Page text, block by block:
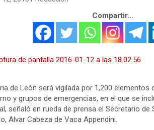
Compartir...
de León será vigilada por 1,200 elementos
y grupos de emergencias, en el que se
señaló en rueda de prensa el Secretario de
Alvar Cabeza de Vaca Appendini.